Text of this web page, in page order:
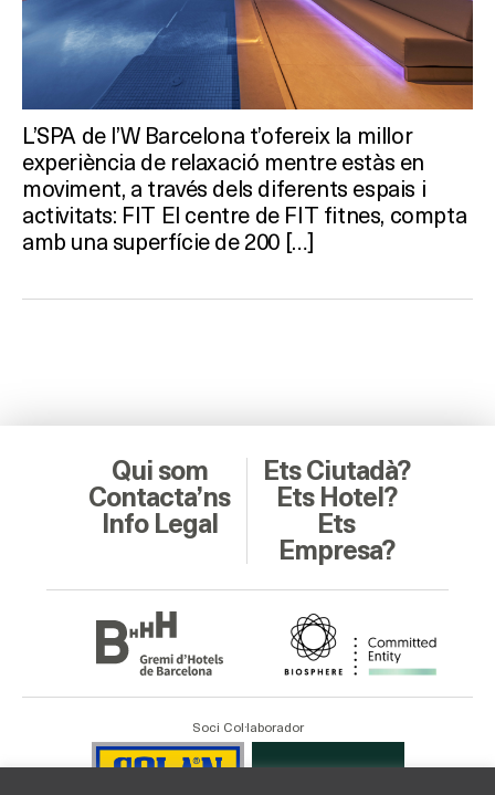
L’SPA de l’W Barcelona t’ofereix la millor
experiència de relaxació mentre estàs en
moviment, a través dels diferents espais i
activitats: FIT El centre de FIT fitnes, compta
amb una superfície de 200 […]
Qui som
Contacta’ns
Info Legal
Ets Ciutadà?
Ets Hotel?
Ets
Empresa?
Soci Col·laborador